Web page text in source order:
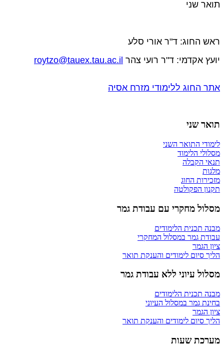
תואר שני
​ראש החוג: ד"ר אורי סלע
יועץ אקדמי: ד"ר רועי צהר roytzo@tauex.tau.ac.il
אתר החוג ללימודי מזרח אסיה
תואר שני
לימודי התואר השני
מסלולי הלימוד
תנאי הקבלה
מלגות
מזכירות החוג
תקנון הפקולטה
מסלול מחקרי עם עבודת גמר
מבנה תכנית הלימודים
עבודת גמר במסלול המחקרי
ציון הגמר
הליך סיום לימודים והענקת תואר
מסלול עיוני ללא עבודת גמר
מבנה תכנית הלימודים
בחינת גמר במסלול העיוני
ציון הגמר
הליך סיום לימודים והענקת תואר
מערכת שעות